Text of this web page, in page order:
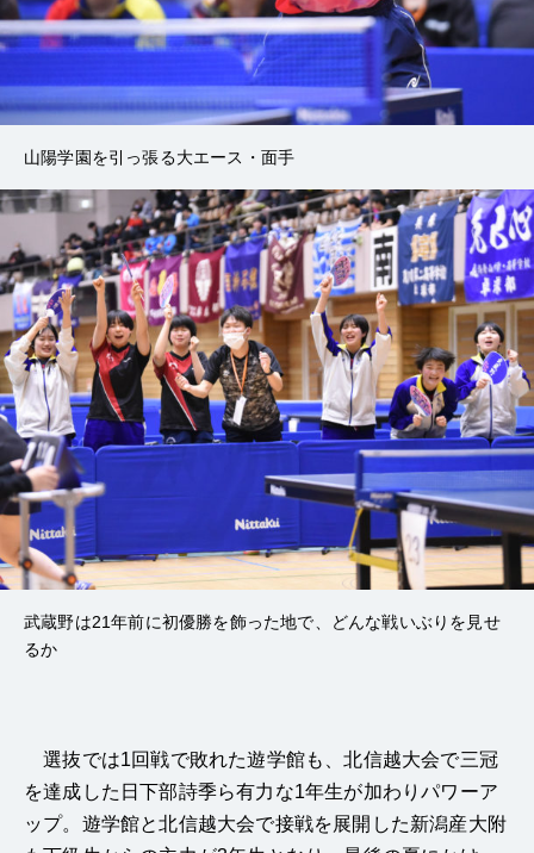
山陽学園を引っ張る大エース・面手
武蔵野は21年前に初優勝を飾った地で、どんな戦いぶりを見せ
るか
選抜では1回戦で敗れた遊学館も、北信越大会で三冠
を達成した日下部詩季ら有力な1年生が加わりパワーア
ップ。遊学館と北信越大会で接戦を展開した新潟産大附